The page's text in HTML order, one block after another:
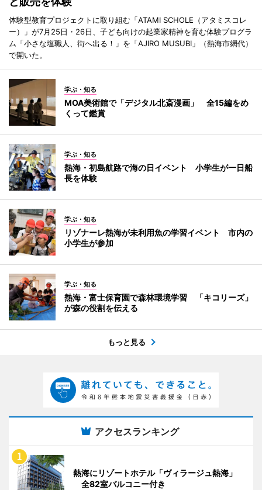
体験型教育プロジェクトに取り組む「ATAMI SCHOLE（アタミスコレ
ー）」が7月25日・26日、子ども向けの起業家精神を育む体験プログラ
ム「小さな塩職人、街へ出る！」を「AJIRO MUSUBI」（熱海市網代）
で開いた。
学ぶ・知る
MOA美術館で「デジタル北斎漫画」 全15編をめ
くって鑑賞
学ぶ・知る
熱海・初島航路で海の日イベント 小学生が一日船
長を体験
学ぶ・知る
リゾナーレ熱海が未利用魚の学習イベント 市内の
小学生が参加
学ぶ・知る
熱海・富士保育園で森林環境学習 「キコリーズ」
が森の役割を伝える
もっと見る
アクセスランキング
熱海にリゾートホテル「ヴィラージュ熱海」
全82室バルコニー付き